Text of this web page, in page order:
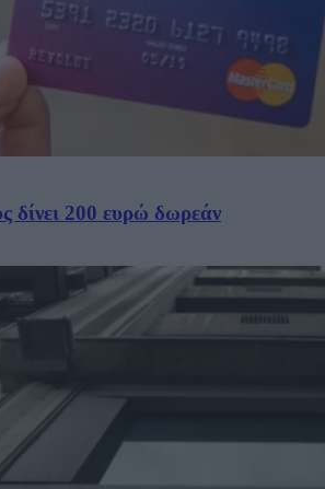
δίνει 200 ευρώ δωρεάν